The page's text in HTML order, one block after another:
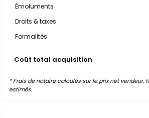
Émoluments
Droits & taxes
Formalités
Coût total acquisition
* Frais de notaire calculés sur le prix net vendeur.
estimés.